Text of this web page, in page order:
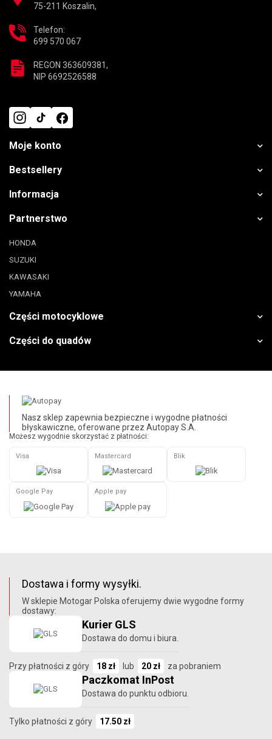
75-211 Koszalin,
Telefon:
699 570 067
REGON 363609381,
NIP 6692526588
Moje konto
Bestsellery
Informacja
Partnerstwo
HONDA
SUZUKI
KAWASAKI
YAMAHA
Części motocyklowe
Części do quadów
Nasz sklep zapewnia bezpieczne i wygodne płatności
błyskawiczne, oferowane przez Autopay S.A.
Możesz wygodnie skorzystać z płatności:
Visa Mastercard Blik
Google Pay Apple pay
Dostawa i formy wysyłki.
W sklepie Motogar Polska oferujemy dwie wygodne formy
dostawy:
Kurier GLS
Dostawa do domu i biura.
Przy płatności z góry 18 zł lub 20 zł za pobraniem
Paczkomat InPost
Dostawa do punktu odbioru.
Tylko płatności z góry 17.50 zł